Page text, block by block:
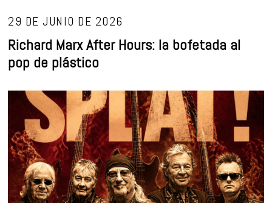
29 DE JUNIO DE 2026
Richard Marx After Hours: la bofetada al
pop de plástico